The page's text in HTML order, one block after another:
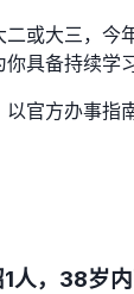
或大三，今
具备持续学
官方办事指
人，38岁